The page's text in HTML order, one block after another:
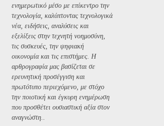
ενημερωτικό μέσο με επίκεντρο την
τεχνολογία, καλύπτοντας τεχνολογικά
νέα, ειδήσεις, αναλύσεις και
εξελίξεις στην τεχνητή νοημοσύνη,
τις συσκευές, την ψηφιακή
οικονομία και τις επιστήμες. Η
αρθρογραφία μας βασίζεται σε
ερευνητική προσέγγιση και
πρωτότυπο περιεχόμενο, με στόχο
την ποιοτική και έγκυρη ενημέρωση
που προσθέτει ουσιαστική αξία στον
αναγνώστη..